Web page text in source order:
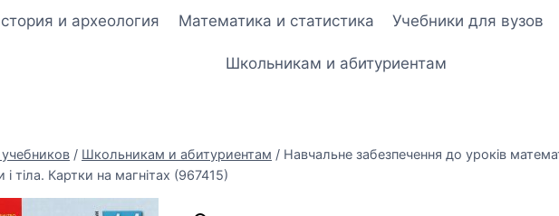
и археология Математика и статистика Учебники для вузов
Школьникам и абитуриентам
/ Школьникам и абитуриентам / Навчальне забезпечення до уроків
i тіла. Картки на магнітах (967415)